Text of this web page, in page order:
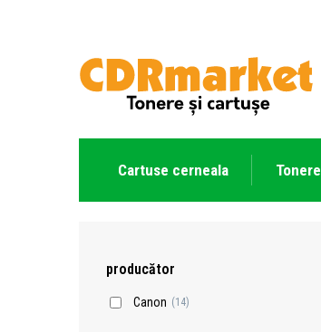
Cartuse cerneala Tonere
producător
Canon (14)